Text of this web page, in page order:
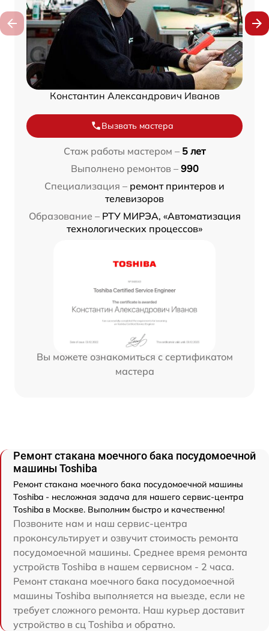
Константин Александрович Иванов
Вызвать мастера
Стаж работы мастером – 5 лет
Выполнено ремонтов – 990
Специализация – ремонт принтеров и
телевизоров
Образование – РТУ МИРЭА, «Автоматизация
технологических процессов»
Вы можете ознакомиться с сертификатом
мастера
Ремонт стакана моечного бака посудомоечной
машины Toshiba
Ремонт стакана моечного бака посудомоечной машины
Toshiba - несложная задача для нашего сервис-центра
Toshiba в Москве. Выполним быстро и качественно!
Позвоните нам и наш сервис-центра
проконсультирует и озвучит стоимость ремонта
посудомоечной машины. Среднее время ремонта
устройств Toshiba в нашем сервисном - 2 часа.
Ремонт стакана моечного бака посудомоечной
машины Toshiba выполняется на выезде, если не
требует сложного ремонта. Наш курьер доставит
устройство в сц Toshiba и обратно.